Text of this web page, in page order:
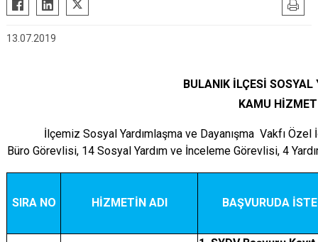
Malazgirt
13.07.2019
BULANIK İLÇESİ
KAMU
İlçemiz Sosyal Yardımlaşma ve Dayanışma Vakfı Özel
Büro Görevlisi, 14 Sosyal Yardım ve İnceleme Görevlisi, 4
SIRA NO HİZMETİN ADI BAŞVURUDA